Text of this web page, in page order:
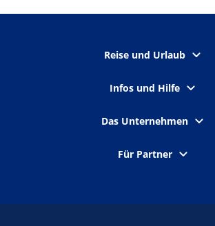
Reise und Urlaub
Infos und Hilfe
Das Unternehmen
Für Partner